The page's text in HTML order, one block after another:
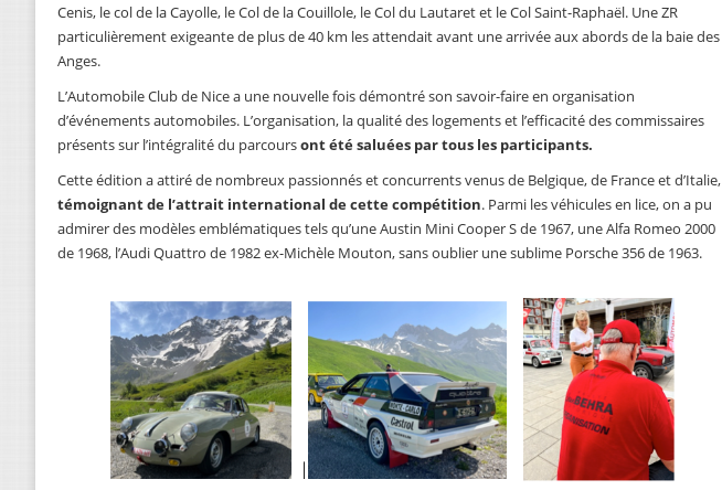
Cenis, le col de la Cayolle, le Col de la Couillole, le Col du Lautaret et le Col Saint-Raphaël. Une ZR
particulièrement exigeante de plus de 40 km les attendait avant une arrivée aux abords de la baie des
Anges.
L’Automobile Club de Nice a une nouvelle fois démontré son savoir-faire en organisation
d’événements automobiles. L’organisation, la qualité des logements et l’efficacité des commissaires
présents sur l’intégralité du parcoursont été saluées par tous les participants.
Cette édition a attiré de nombreux passionnés et concurrents venus de Belgique, de France et d’Italie,
témoignant de l’attrait international de cette compétition. Parmi les véhicules en lice, on a pu
admirer des modèles emblématiques tels qu’une Austin Mini Cooper S de 1967, une Alfa Romeo 2000
de 1968, l’Audi Quattro de 1982 ex-Michèle Mouton, sans oublier une sublime Porsche 356 de 1963.